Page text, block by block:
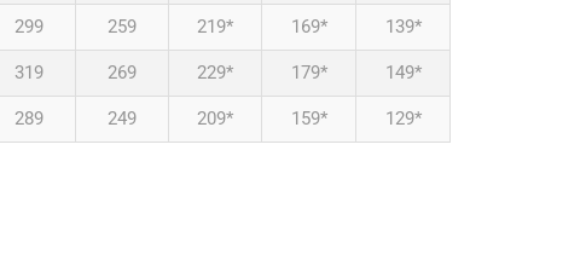
299 259 219* 169* 139*
319 269 229* 179* 149*
289 249 209* 159* 129*